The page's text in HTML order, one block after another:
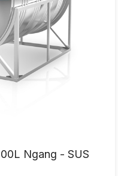
Ngang - SUS